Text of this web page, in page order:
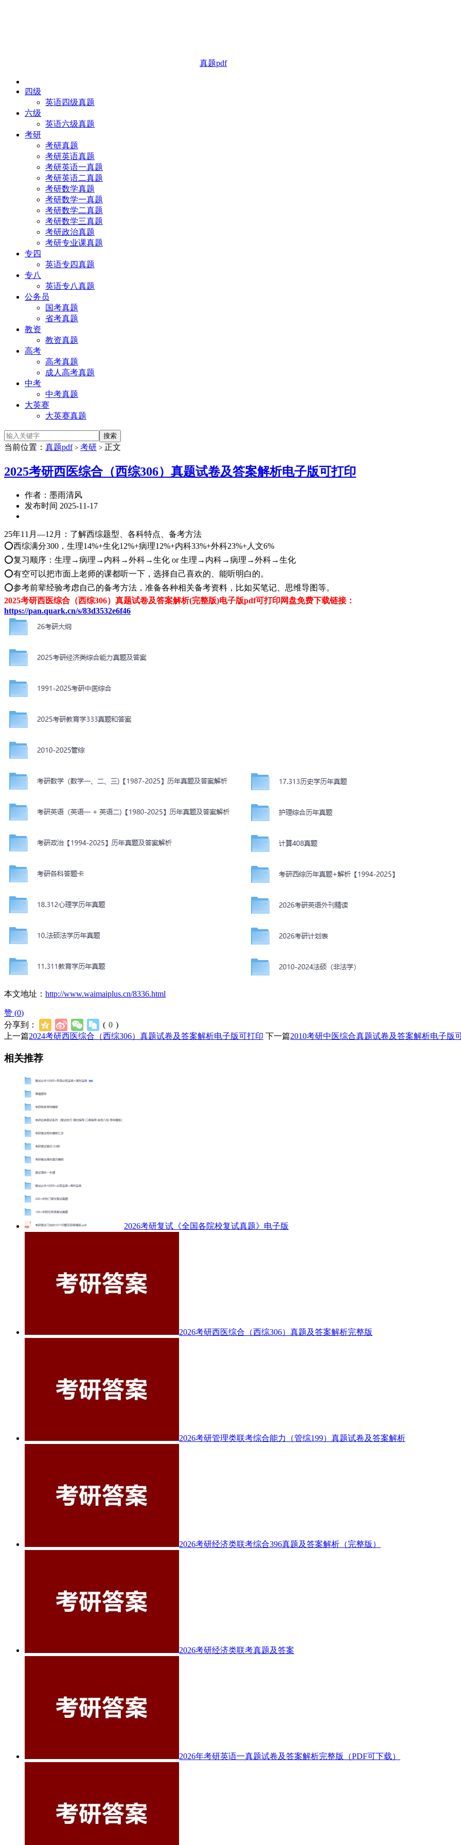
真题pdf
四级
英语四级真题
六级
英语六级真题
考研
考研真题
考研英语真题
考研英语一真题
考研英语二真题
考研数学真题
考研数学一真题
考研数学二真题
考研数学三真题
考研政治真题
考研专业课真题
专四
英语专四真题
专八
英语专八真题
公务员
国考真题
省考真题
教资
教资真题
高考
高考真题
成人高考真题
中考
中考真题
大英赛
大英赛真题
当前位置： 真题pdf > 考研 > 正文
2025考研西医综合（西综306）真题试卷及答案解析电子版可打印
作者：墨雨清风
发布时间 2025-11-17
25年11月—12月：了解西综题型、各科特点、备考方法
⭕️西综满分300，生理14%+生化12%+病理12%+内科33%+外科23%+人文6%
⭕️复习顺序：生理→病理→内科→外科→生化 or 生理→内科→病理→外科→生化
⭕️有空可以把市面上老师的课都听一下，选择自己喜欢的、能听明白的。
⭕️参考前辈经验考虑自己的备考方法，准备各种相关备考资料，比如买笔记、思维导图等。
2025考研西医综合（西综306）真题试卷及答案解析(完整版)电子版pdf可打印网盘免费下载链接：
https://pan.quark.cn/s/83d3532e6f46
本文地址： http://www.waimaiplus.cn/8336.html
赞 (0)
分享到：
( 0 )
上一篇2024考研西医综合（西综306）真题试卷及答案解析电子版可打印 下一篇2010考研中医综合真题试卷及答案解析电子版
相关推荐
2026考研复试《全国各院校复试真题》电子版
2026考研西医综合（西综306）真题及答案解析完整版
2026考研管理类联考综合能力（管综199）真题试卷及答案解析
2026考研经济类联考综合396真题及答案解析（完整版）
2026考研经济类联考真题及答案
2026年考研英语一真题试卷及答案解析完整版（PDF可下载）